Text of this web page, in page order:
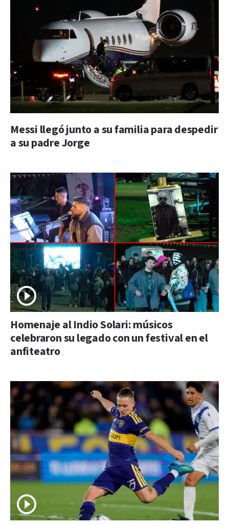
Messi llegó junto a su familia para despedir
a su padre Jorge
Homenaje al Indio Solari: músicos
celebraron su legado con un festival en el
anfiteatro